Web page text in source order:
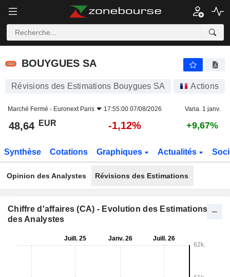
BOUYGUES SA
BOUYGUES SA
Révisions des Estimations Bouygues SA Actions
Marché Fermé - Euronext Paris 17:55:00 07/08/2026 Varia. 1 janv.
48,64 EUR -1,12% +9,67%
Synthèse Cotations Graphiques Actualités
Opinion des Analystes Révisions des Estimations
Chiffre d'affaires (CA) - Evolution des Estimations
des Analystes